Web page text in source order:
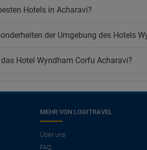
Hotels in Acharavi?
der Umgebung des Hotels
Hotel Wyndham Corfu Acharavi?
MEHR VON LOGITRAVEL
Über uns
FAQ